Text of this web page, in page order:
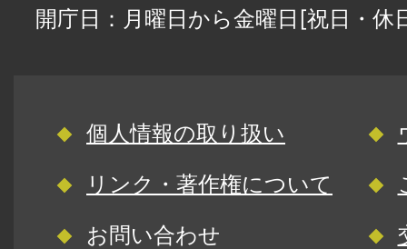
開庁日：月曜日から金曜日[祝日・
個人情報の取り扱い
リンク・著作権について
お問い合わせ